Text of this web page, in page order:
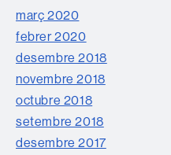
març 2020
febrer 2020
desembre 2018
novembre 2018
octubre 2018
setembre 2018
desembre 2017